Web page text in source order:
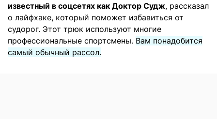
известный в соцсетях как Доктор Судж, рассказал
о лайфхаке, который поможет избавиться от
судорог. Этот трюк используют многие
профессиональные спортсмены. Вам понадобится
самый обычный рассол.